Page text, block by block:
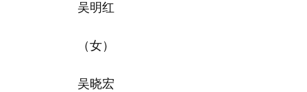
吴明红
（女）
吴晓宏